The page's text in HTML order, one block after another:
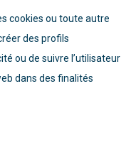
cookies ou toute autre
des profils
ou de suivre l’utilisateur
dans des finalités